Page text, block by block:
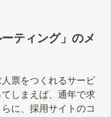
ティング」のメ
票をつくれるサービ
しまえば、通年で求
に、採用サイトのコ